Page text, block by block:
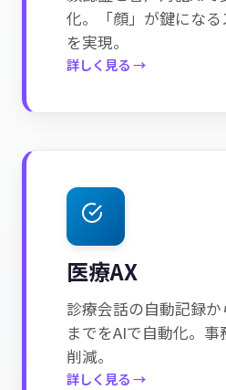
化。「顔」が鍵にな
を実現。
詳しく見る →
医療AX
診療会話の自動記録
までをAIで自動化。
削減。
詳しく見る →